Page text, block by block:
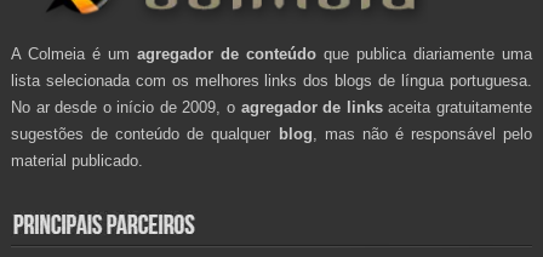
A Colmeia é um agregador de conteúdo que publica diariamente uma
lista selecionada com os melhores links dos blogs de língua portuguesa.
No ar desde o início de 2009, o agregador de linksaceita gratuitamente
sugestões de conteúdo de qualquer blog , mas não é responsável pelo
material publicado.